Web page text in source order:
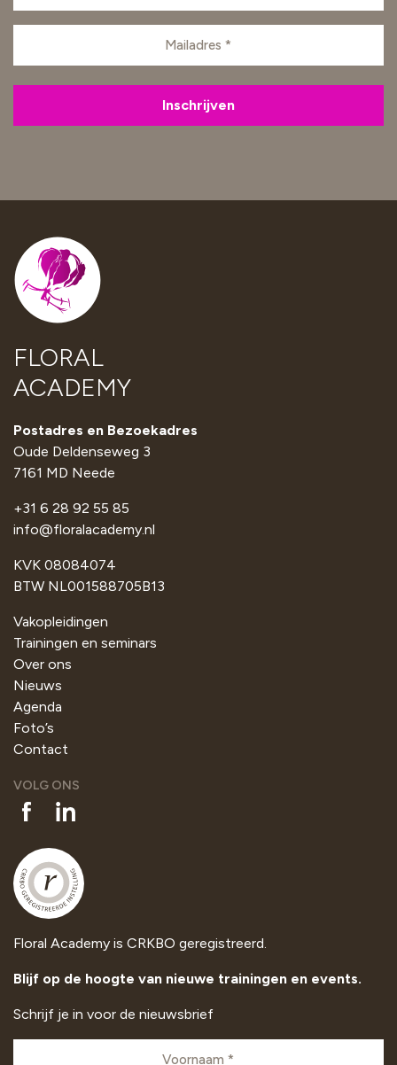
FLORAL
ACADEMY
Postadres en Bezoekadres
Oude Deldenseweg 3
7161 MD Neede
+31 6 28 92 55 85
info@floralacademy.nl
KVK 08084074
BTW NL001588705B13
Vakopleidingen
Trainingen en seminars
Over ons
Nieuws
Agenda
Foto’s
Contact
VOLG ONS
Floral Academy is CRKBO geregistreerd.
Blijf op de hoogte van nieuwe trainingen en events.
Schrijf je in voor de nieuwsbrief